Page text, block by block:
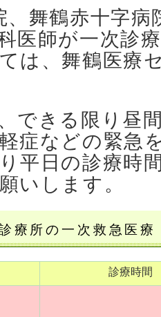
、舞鶴赤十字
医師が一次診
は、舞鶴医療
できる限り昼
症などの緊急
平日の診療時
いします。
療所の一次救急医
診療時間